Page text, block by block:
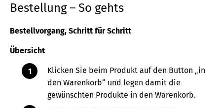
Elemente
Buch
Bestellung – So gehts
Bestellvorgang, Schritt für Schritt
Übersicht
Klicken Sie beim Produkt auf den Button „in
den Warenkorb“ und legen damit die
gewünschten Produkte in den Warenkorb.